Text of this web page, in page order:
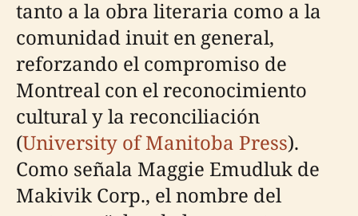
tanto a la obra literaria como a la
comunidad inuit en general,
reforzando el compromiso de
Montreal con el reconocimiento
cultural y la reconciliación
(University of Manitoba Press).
Como señala Maggie Emudluk de
Makivik Corp., el nombre del